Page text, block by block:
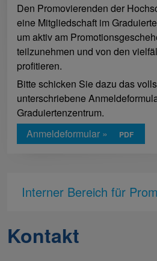
Den Promovierenden der
eine Mitgliedschaft im
um aktiv am
teilzunehmen und von den
profitieren.
Bitte schicken Sie dazu das
unterschriebene
Graduiertenzentrum.
Anmeldeformular »
Interner Bereich für
Kontakt